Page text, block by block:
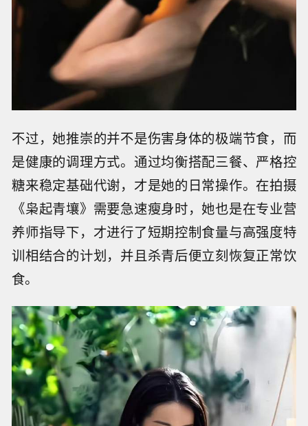
不过，她推崇的并不是伤害身体的极端节食，而
是健康的调理方式。通过均衡搭配三餐、严格控
糖来稳定基础代谢，才是她的日常操作。在拍摄
《枭起青壤》需要急速瘦身时，她也是在专业营
养师指导下，才进行了短期控制食量与高强度特
训相结合的计划，并且杀青后便立刻恢复正常饮
食。